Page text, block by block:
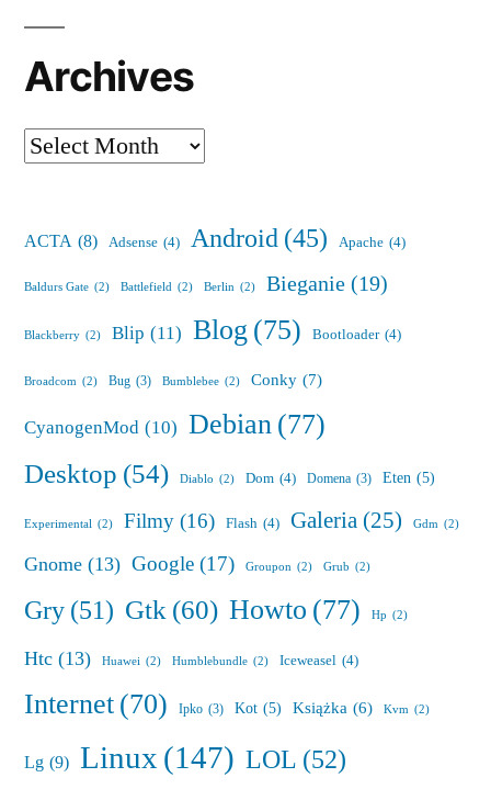
Archives
Archives
ACTA (8) Adsense (4) Android (45) Apache (4)
Baldurs Gate (2) Battlefield (2) Berlin (2) Bieganie (19)
Blackberry (2) Blip (11) Blog(75) Bootloader (4)
Broadcom (2) Bug (3) Bumblebee (2) Conky (7)
CyanogenMod (10) Debian(77)
Desktop (54) Diablo (2) Dom (4) Domena (3) Eten (5)
Experimental (2) Filmy (16) Flash (4) Galeria (25) Gdm (2)
Gnome (13) Google (17) Groupon (2) Grub (2)
Gry(51) Gtk(60) Howto (77) Hp (2)
Htc (13) Huawei (2) Humblebundle (2) Iceweasel (4)
Internet(70) Ipko (3) Kot (5) Książka (6) Kvm (2)
Lg (9) Linux(147) LOL (52)